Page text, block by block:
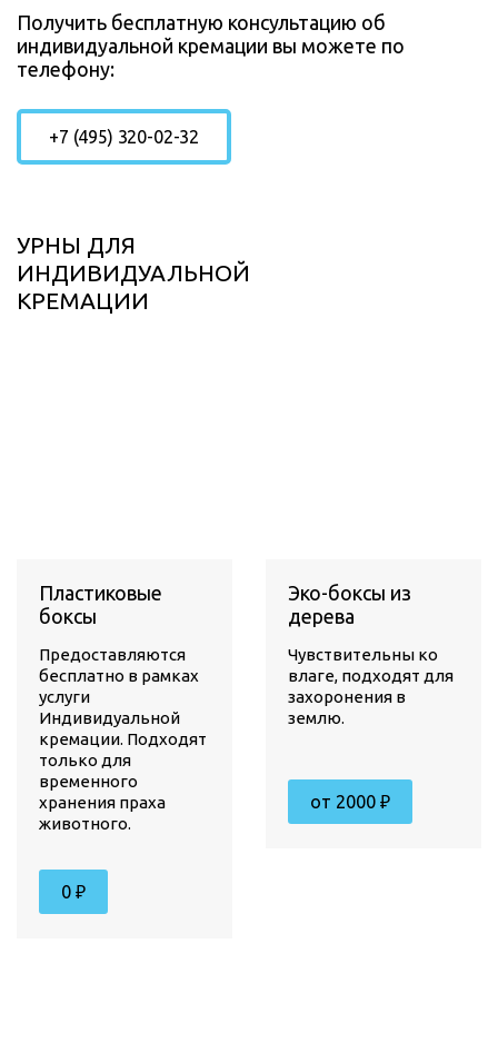
Получить бесплатную консультацию об
индивидуальной кремации вы можете по
телефону:
+7 (495) 320-02-32
УРНЫ ДЛЯ
ИНДИВИДУАЛЬНОЙ
КРЕМАЦИИ
Пластиковые
боксы
Предоставляются
бесплатно в рамках
услуги
Индивидуальной
кремации. Подходят
только для
временного
хранения праха
животного.
0 ₽
Эко-боксы из
дерева
Чувствительны ко
влаге, подходят для
захоронения в
землю.
от 2000 ₽